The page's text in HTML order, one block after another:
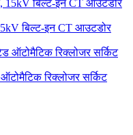
बिल्ट-इन CT आउटडोर
रिक्लोजर सर्किट